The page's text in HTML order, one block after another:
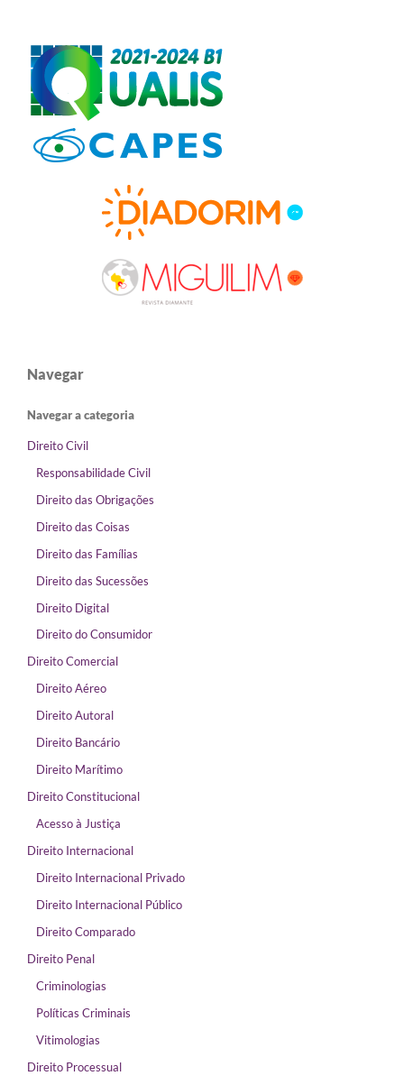
Navegar
Navegar a categoria
Direito Civil
Responsabilidade Civil
Direito das Obrigações
Direito das Coisas
Direito das Famílias
Direito das Sucessões
Direito Digital
Direito do Consumidor
Direito Comercial
Direito Aéreo
Direito Autoral
Direito Bancário
Direito Marítimo
Direito Constitucional
Acesso à Justiça
Direito Internacional
Direito Internacional Privado
Direito Internacional Público
Direito Comparado
Direito Penal
Criminologias
Políticas Criminais
Vitimologias
Direito Processual